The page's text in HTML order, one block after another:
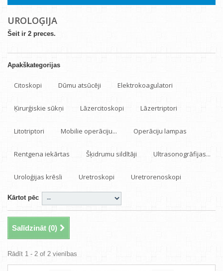
UROLOĢIJA
Šeit ir 2 preces.
Apakškategorijas
Citoskopi Dūmu atsūcēji Elektrokoagulatori
Ķirurģiskie sūkņi Lāzercitoskopi Lāzertriptori
Litotriptori Mobilie operāciju... Operāciju lampas
Rentgena iekārtas Šķidrumu sildītāji Ultrasonogrāfijas...
Uroloģijas krēsli Uretroskopi Uretrorenoskopi
Kārtot pēc
Salīdzināt (0)
Rādīt 1 - 2 of 2 vienības